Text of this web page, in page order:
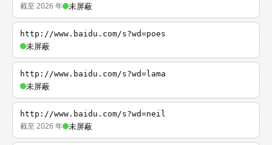
截至 2026 年 未屏蔽
http://www.baidu.com/s?wd=poes
未屏蔽
http://www.baidu.com/s?wd=lama
未屏蔽
http://www.baidu.com/s?wd=neil
截至 2026 年 未屏蔽